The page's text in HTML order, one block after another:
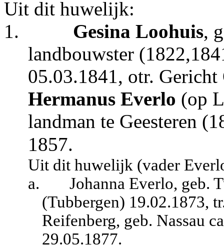
Uit dit huwelijk:
1.
Gesina Loohuis,
landbouwster
05.03.1841, otr.
Hermanus Everlo (op
landman te Geesteren
1857.
Uit dit huwelijk (vader
a.
Johanna Everlo, geb.
(Tubbergen) 19.02.1873,
Reifenberg, geb. Nassau
29.05.1877.